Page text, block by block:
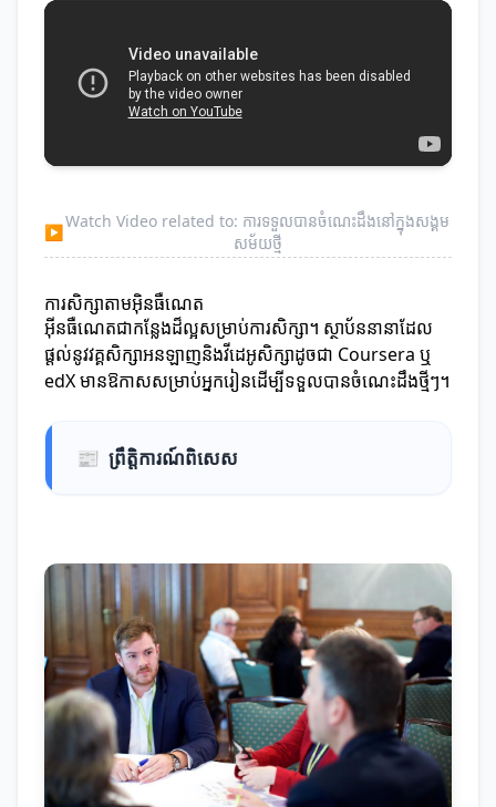
▶
Watch Video related to: ការទទួលបានចំណេះដឹងនៅក្នុងសង្គម
សម័យថ្មី
ការសិក្សាតាមអ៊ិនធឺណេត
អ៊ីនធឺណេតជាកន្លែងដ៏ល្អសម្រាប់ការសិក្សា។ ស្ថាប័ននានាដែល
ផ្តល់នូវវគ្គសិក្សាអនឡាញនិងវីដេអូសិក្សាដូចជា Coursera ឬ
edX មានឱកាសសម្រាប់អ្នករៀនដើម្បីទទួលបានចំណេះដឹងថ្មីៗ។
📰 ព្រឹត្តិការណ៍ពិសេស